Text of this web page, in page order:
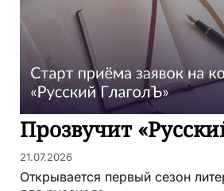
Прозвучит
21.07.2026
Открывается первый сезон